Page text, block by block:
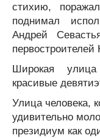
стихию,
поднимал
Андрей
первостроителей
Широкая
красивые
Улица человека,
удивительно
президиум как